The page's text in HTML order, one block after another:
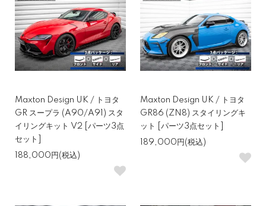
Maxton Design UK / トヨタ
GR スープラ (A90/A91) スタ
イリングキット V2 [パーツ3点
セット]
188,000円(税込)
Maxton Design UK / トヨタ
GR86 (ZN8) スタイリングキ
ット [パーツ3点セット]
189,000円(税込)